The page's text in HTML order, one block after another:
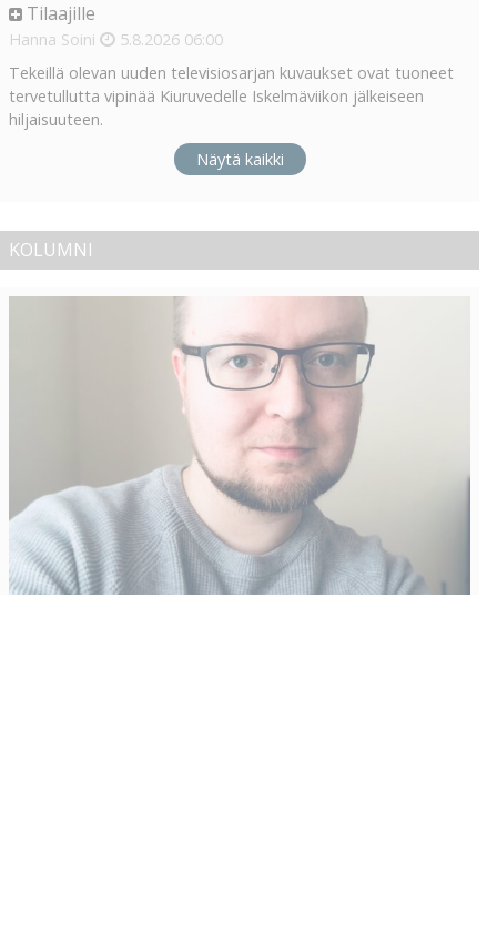
Tilaajille
Hanna Soini 5.8.2026 06:00
Tekeillä olevan uuden televisiosarjan kuvaukset ovat tuoneet
tervetullutta vipinää Kiuruvedelle Iskelmäviikon jälkeiseen
hiljaisuuteen.
Näytä kaikki
KOLUMNI